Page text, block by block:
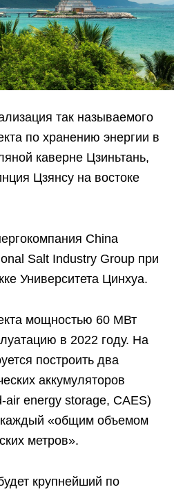
так называемого
по хранению энергии в
каверне Цзиньтань,
Цзянсу на востоке
China
Salt Industry Group при
Университета Цинхуа.
мощностью 60 МВт
в 2022 году. На
построить два
аккумуляторов
energy storage, CAES)
«общим объемом
метров».
крупнейший по